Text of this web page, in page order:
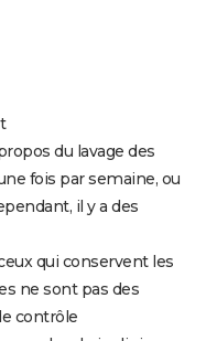
du lavage des
fois par semaine, ou
il y a des
qui conservent les
ne sont pas des
contrôle